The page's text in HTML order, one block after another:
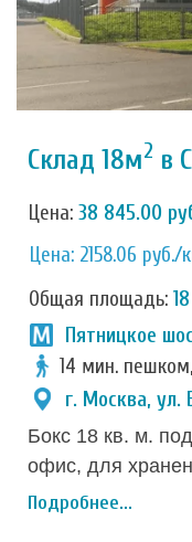
Склад 18м2 в
Цена: 38 845.00
Цена: 2158.06 руб./
Общая площадь:
Пятницкое
14 мин.
г. Москва, ул.
Бокс 18 кв. м.
офис, для
личных вещей
Подробнее...